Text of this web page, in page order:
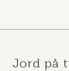
Jord på